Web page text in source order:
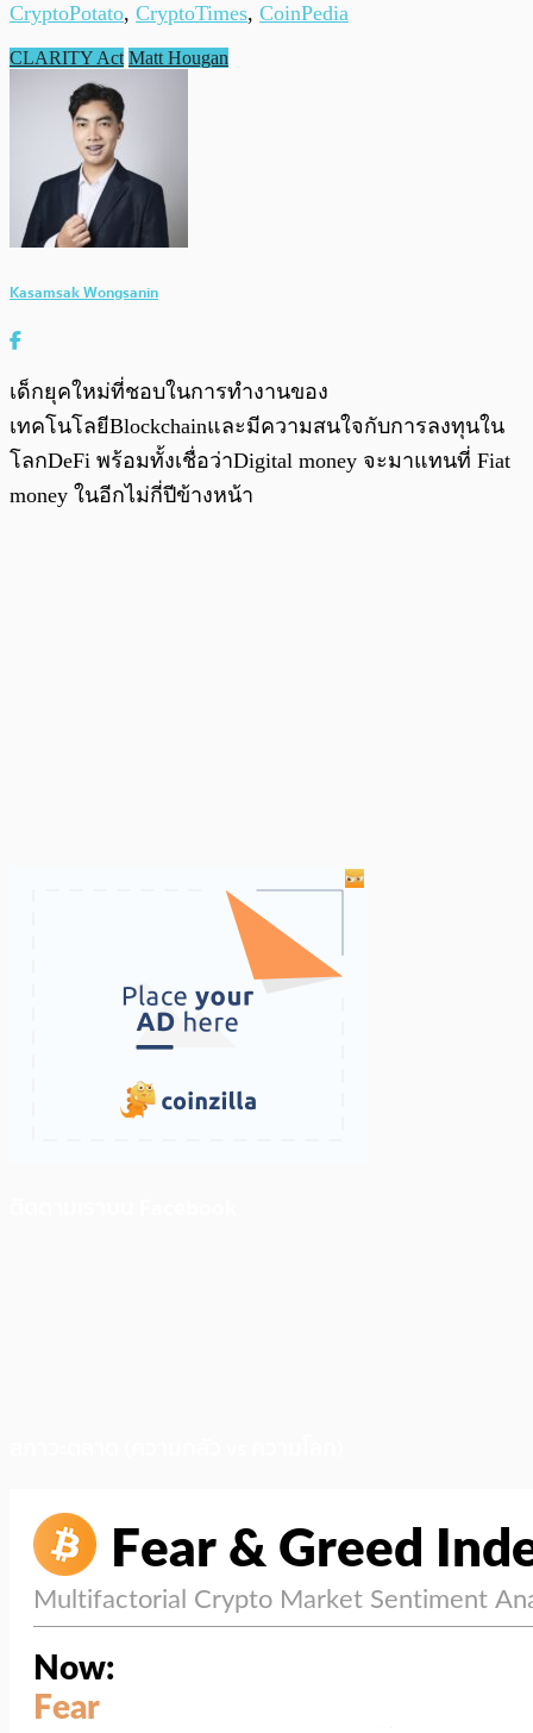
CryptoPotato, CryptoTimes, CoinPedia
CLARITY Act Matt Hougan
Kasamsak Wongsanin
เด็กยุคใหม่ที่ชอบในการทำงานของ
เทคโนโลยีBlockchainและมีความสนใจกับการลงทุนใน
โลกDeFi พร้อมทั้งเชื่อว่าDigital money จะมาแทนที่ Fiat
money ในอีกไม่กี่ปีข้างหน้า